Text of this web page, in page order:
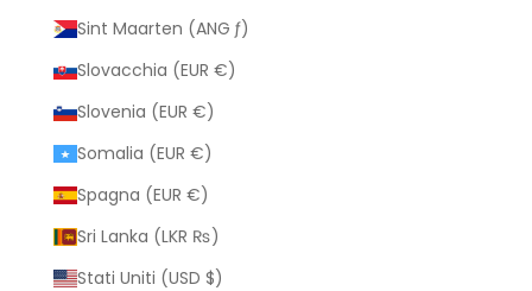
Sint Maarten (ANG ƒ)
Slovacchia (EUR €)
Slovenia (EUR €)
Somalia (EUR €)
Spagna (EUR €)
Sri Lanka (LKR ₨)
Stati Uniti (USD $)